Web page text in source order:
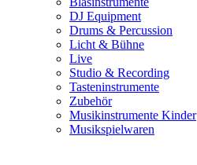
DJ Equipment
Drums & Percussion
Licht & Bühne
Live
Studio & Recording
Tasteninstrumente
Zubehör
Musikinstrumente Kinder
Musikspielwaren